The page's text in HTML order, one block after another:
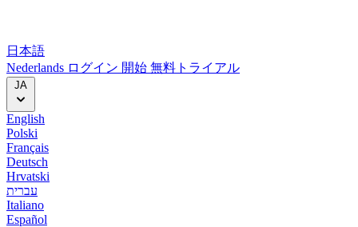
日本語
Nederlands ログイン 開始 無料トライアル
JA
English
Polski
Français
Deutsch
Hrvatski
עברית
Italiano
Español